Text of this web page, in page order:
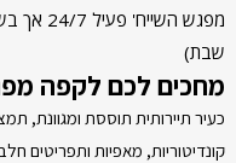
מפגש
שבת)
מחכים לכם לקפה
כעיר תיירותית תוססת ומגוונת,
קונדיטוריות, מאפיות ותפריטים